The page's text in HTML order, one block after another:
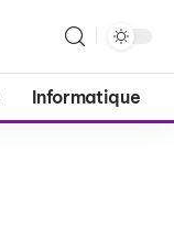
Informatique